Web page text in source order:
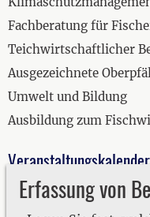
Erfassung von
Fachberatung für
Teichwirtschaftlicher
Ausgezeichnete
Umwelt und Bildung
Ausbildung zum
Veranstaltungskalender
2019